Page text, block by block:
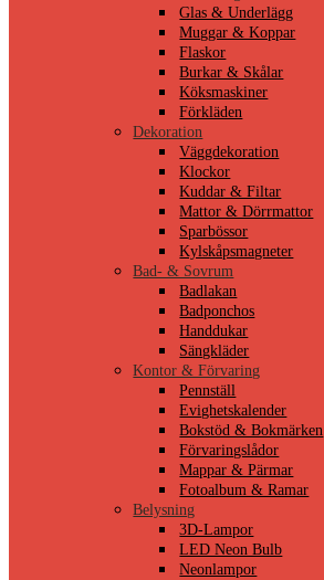
Glas & Underlägg
Muggar & Koppar
Flaskor
Burkar & Skålar
Köksmaskiner
Förkläden
Dekoration
Väggdekoration
Klockor
Kuddar & Filtar
Mattor & Dörrmattor
Sparbössor
Kylskåpsmagneter
Bad- & Sovrum
Badlakan
Badponchos
Handdukar
Sängkläder
Kontor & Förvaring
Pennställ
Evighetskalender
Bokstöd & Bokmärken
Förvaringslådor
Mappar & Pärmar
Fotoalbum & Ramar
Belysning
3D-Lampor
LED Neon Bulb
Neonlampor